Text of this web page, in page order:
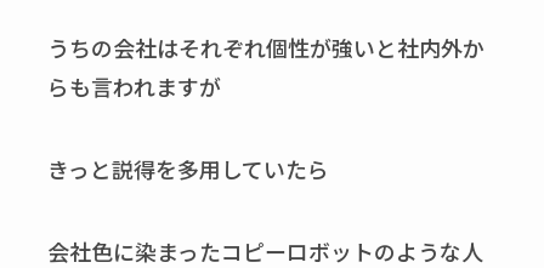
うちの会社はそれぞれ個性が強いと社内外か
らも言われますが
きっと説得を多用していたら
会社色に染まったコピーロボットのような人